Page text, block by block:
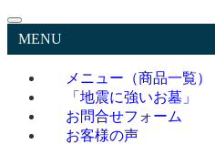
MENU
メニュー（商品一覧）
「地震に強いお墓」
お問合せフォーム
お客様の声